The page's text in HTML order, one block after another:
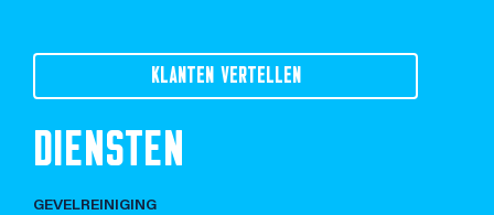
KLANTEN VERTELLEN
DIENSTEN
GEVELREINIGING